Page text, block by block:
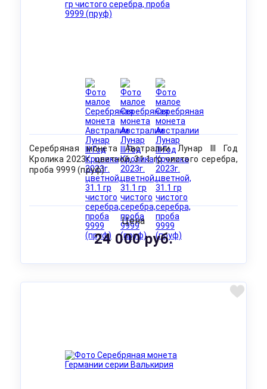
Серебряная монета Австралии Лунар III Год
Кролика 2023г. цветной, 31.1 гр чистого серебра,
проба 9999 (пруф)
Цена
24 000 руб.